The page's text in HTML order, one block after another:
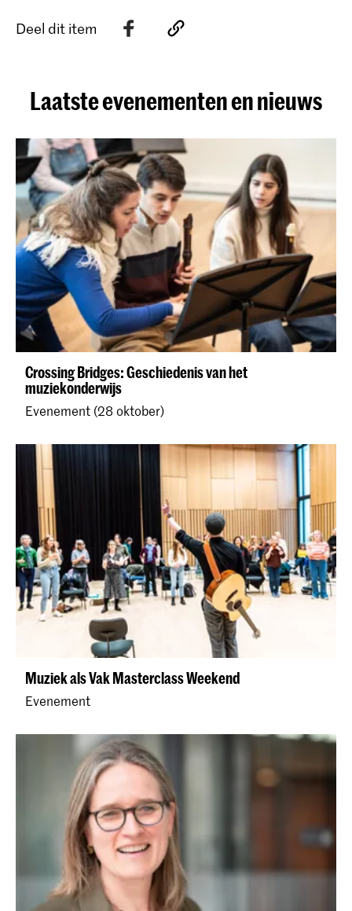
Deel dit item
Laatste evenementen en nieuws
Crossing Bridges: Geschiedenis van het
muziekonderwijs
Evenement (28 oktober)
Muziek als Vak Masterclass Weekend
Evenement